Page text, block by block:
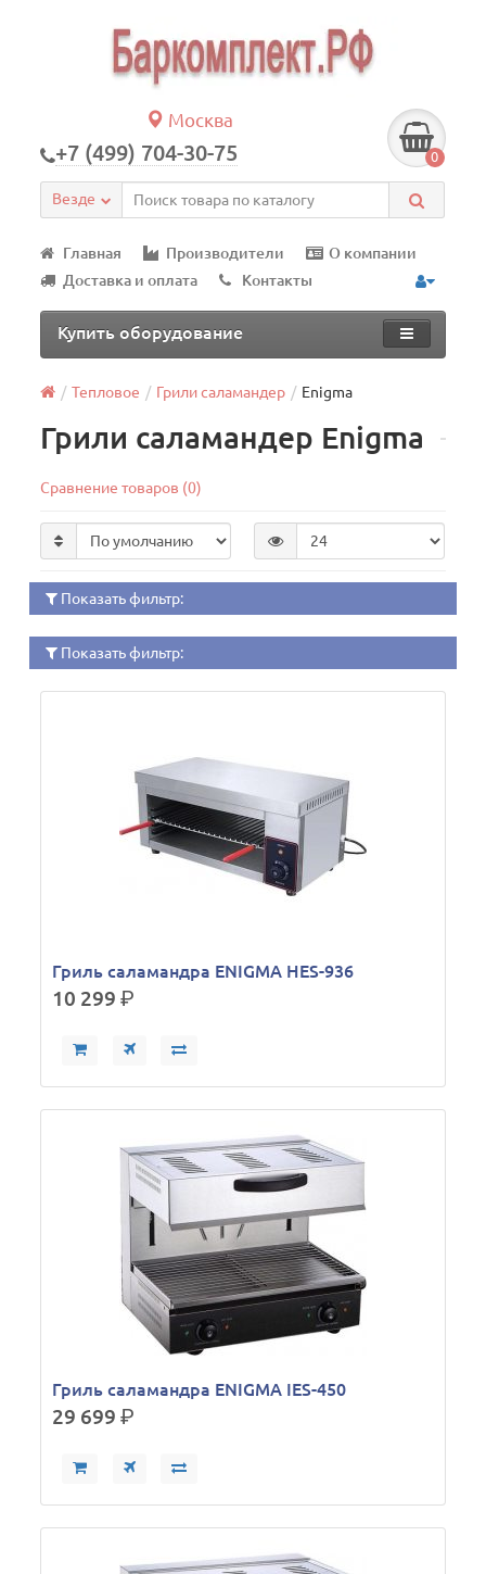
Москва
+7 (499) 704-30-75 0
Везде
Главная Производители
О компании
Доставка и оплата
Контакты
Купить оборудование
Тепловое Грили саламандер Enigma
Грили саламандер Enigma
Сравнение товаров (0)
Показать фильтр:
Показать фильтр:
Гриль саламандра ENIGMA HES-936
10 299р.
Гриль саламандра ENIGMA IES-450
29 699р.